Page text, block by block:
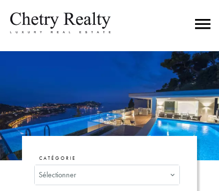
CATÉGORIE
Sélectionner